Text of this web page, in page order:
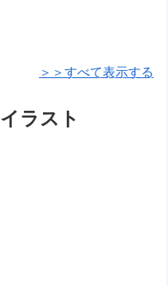
＞＞すべて表示する
ラスト